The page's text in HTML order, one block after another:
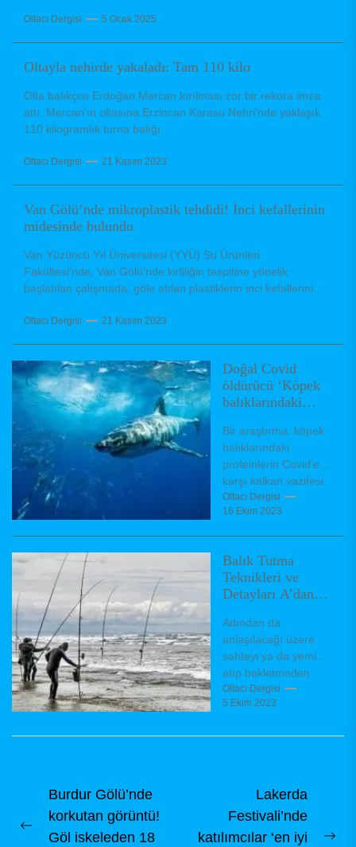
Oltacı Dergisi 5 Ocak 2025
Oltayla nehirde yakaladı: Tam 110 kilo
Olta balıkçısı Erdoğan Mercan kırılması zor bir rekora imza
attı. Mercan'ın oltasına Erzincan Karasu Nehri'nde yaklaşık
110 kilogramlık turna balığı...
Oltacı Dergisi 21 Kasım 2023
Van Gölü’nde mikroplastik tehdidi! İnci kefallerinin
midesinde bulundu
Van Yüzüncü Yıl Üniversitesi (YYÜ) Su Ürünleri
Fakültesi'nde, Van Gölü'nde kirliliğin tespitine yönelik
başlatılan çalışmada, göle atılan plastiklerin inci kefallerini...
Oltacı Dergisi 21 Kasım 2023
Doğal Covid
öldürücü ‘Köpek
balıklarındaki
Bir araştırma, köpek
balıklarındaki
proteinlerin Covid’e
karşı kalkan vazifesi
görebileceğini ortaya
koydu. Son iki yılda
virüsün...
Oltacı Dergisi
16 Ekim 2023
Balık Tutma
Teknikleri ve
Detayları A’dan
Adından da
anlaşılacağı üzere
sahteyi ya da yemi
atıp bekletmeden
aksiyon verdirerek
geri çekme yöntemi
çeşitlerindendir Bu
Oltacı Dergisi
5 Ekim 2023
Yazı
gezinmesi
Previous
Burdur Gölü’nde
korkutan görüntü!
Göl iskeleden 18
Lakerda
Festivali’nde
katılımcılar ‘en iyi